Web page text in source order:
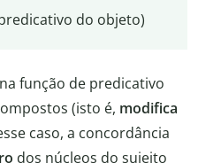
do objeto)
função de predicativo
(isto é, modifica
caso, a concordância
dos núcleos do sujeito